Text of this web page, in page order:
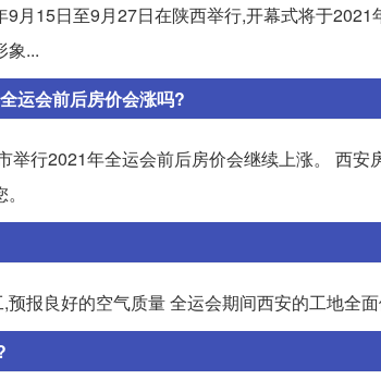
月15日至9月27日在陕西举行,开幕式将于
象...
运会前后房价会涨吗?
举行2021年全运会前后房价会继续上涨。 西
报良好的空气质量 全运会期间西安的工地全